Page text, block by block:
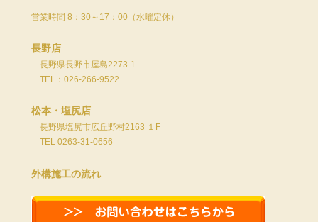
営業時間 8：30～17：00（水曜定休）
長野店
長野県長野市屋島2273-1
TEL：026-266-9522
松本・塩尻店
長野県塩尻市広丘野村2163 １F
TEL 0263-31-0656
外構施工の流れ